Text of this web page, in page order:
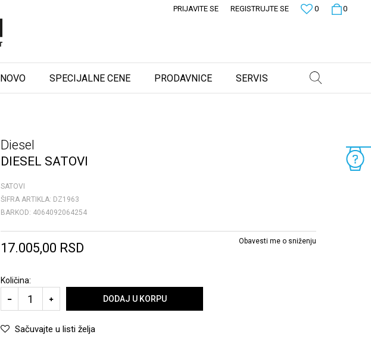
0
0
PRIJAVITE SE REGISTRUJTE SE
NOVO SPECIJALNE CENE PRODAVNICE SERVIS
Diesel
DIESEL SATOVI
SATOVI
ŠIFRA ARTIKLA: DZ1963
BARKOD: 4064092064254
17.005,00 RSD Obavesti me o sniženju
Količina:
DODAJ U KORPU
Sačuvajte u listi želja